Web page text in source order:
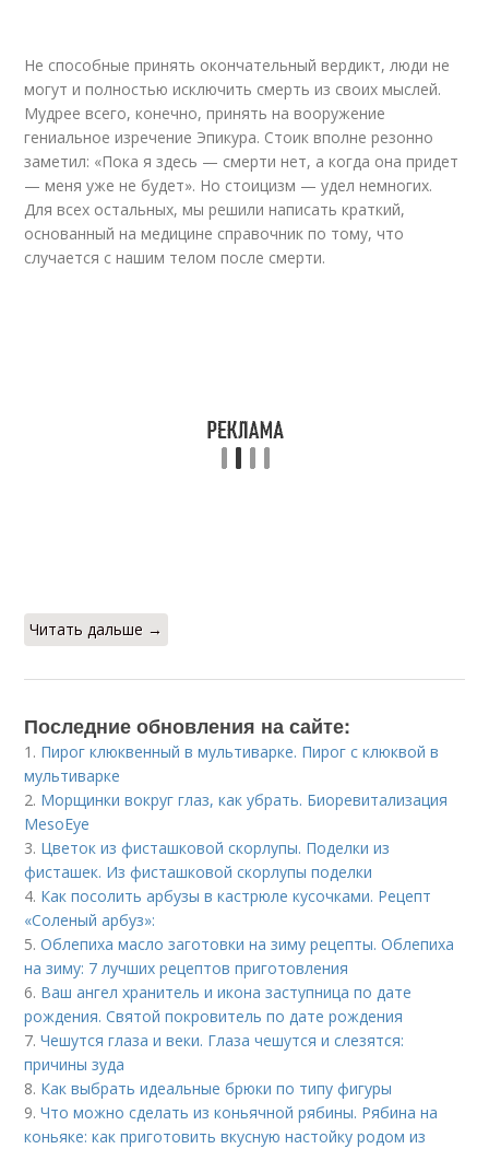
Не способные принять окончательный вердикт, люди не
могут и полностью исключить смерть из своих мыслей.
Мудрее всего, конечно, принять на вооружение
гениальное изречение Эпикура. Стоик вполне резонно
заметил: «Пока я здесь — смерти нет, а когда она придет
— меня уже не будет». Но стоицизм — удел немногих.
Для всех остальных, мы решили написать краткий,
основанный на медицине справочник по тому, что
случается с нашим телом после смерти.
Читать дальше →
Последние обновления на сайте:
1. Пирог клюквенный в мультиварке. Пирог с клюквой в
мультиварке
2. Морщинки вокруг глаз, как убрать. Биоревитализация
MesoEye
3. Цветок из фисташковой скорлупы. Поделки из
фисташек. Из фисташковой скорлупы поделки
4. Как посолить арбузы в кастрюле кусочками. Рецепт
«Соленый арбуз»:
5.Облепиха масло заготовки на зиму рецепты. Облепиха
на зиму: 7 лучших рецептов приготовления
6. Ваш ангел хранитель и икона заступница по дате
рождения. Святой покровитель по дате рождения
7.Чешутся глаза и веки. Глаза чешутся и слезятся:
причины зуда
8. Как выбрать идеальные брюки по типу фигуры
9.Что можно сделать из коньячной рябины. Рябина на
коньяке: как приготовить вкусную настойку родом из